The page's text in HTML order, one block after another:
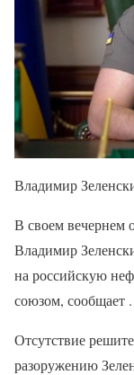
Владимир
В своем вечернем
Владимир
на российскую
союзом, сообщает .
Отсутствие
разоружению